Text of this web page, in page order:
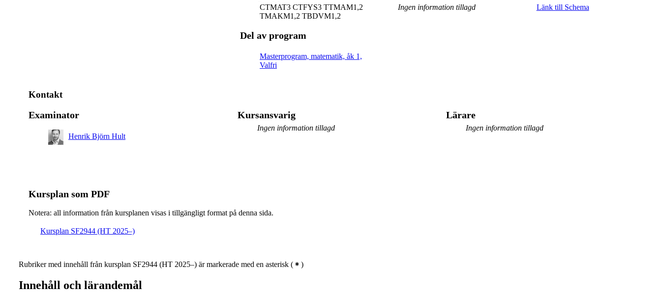
CTMAT3 CTFYS3 TTMAM1,2
TMAKM1,2 TBDVM1,2
Ingen information tillagd Länk till Schema
Del av program
Masterprogram, matematik, åk 1,
Valfri
Kontakt
Examinator
Henrik Björn Hult
Kursansvarig
Ingen information tillagd
Lärare
Ingen information tillagd
Kursplan som PDF
Notera: all information från kursplanen visas i tillgängligt format på denna sida.
Kursplan SF2944 (HT 2025–)
Rubriker med innehåll från kursplan SF2944 (HT 2025–) är markerade med en asterisk ( )
Innehåll och lärandemål